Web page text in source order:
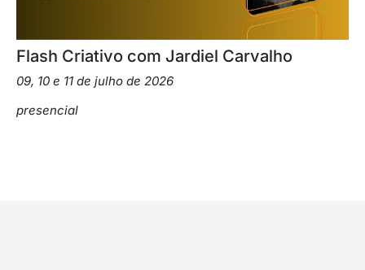
Flash Criativo com Jardiel Carvalho
09, 10 e 11 de julho de 2026
presencial